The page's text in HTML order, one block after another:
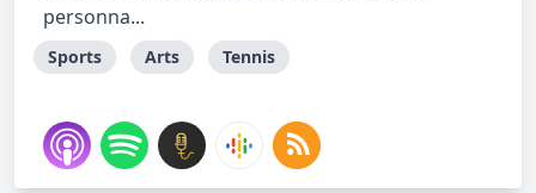
personna...
Sports Arts Tennis